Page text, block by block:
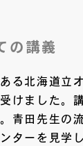
の講義
る北海道立
けました。
青田先生の
ターを見学